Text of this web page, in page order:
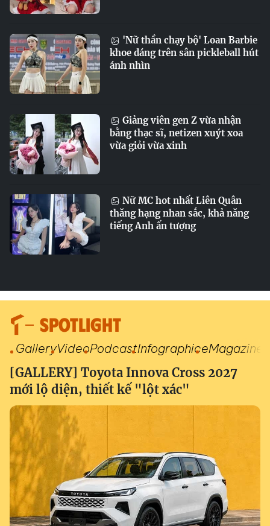
'Nữ thần chạy bộ' Loan Barbie
khoe dáng trên sân pickleball hút
ánh nhìn
Giảng viên gen Z vừa nhận
bằng thạc sĩ, netizen xuýt xoa
vừa giỏi vừa xinh
Nữ MC hot nhất Liên Quân
thăng hạng nhan sắc, khả năng
tiếng Anh ấn tượng
SPOTLIGHT
GalleryVideoPodcastInfographiceMagazine
[GALLERY] Toyota Innova Cross 2027
mới lộ diện, thiết kế "lột xác"